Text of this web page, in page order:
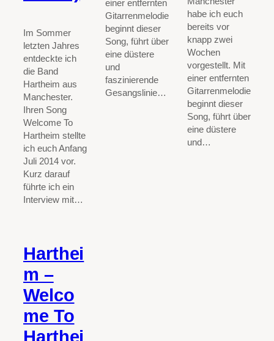
Im Sommer
letzten Jahres
entdeckte ich
die Band
Hartheim aus
Manchester.
Ihren Song
Welcome To
Hartheim stellte
ich euch Anfang
Juli 2014 vor.
Kurz darauf
führte ich ein
Interview mit…
einer entfernten
Gitarrenmelodie
beginnt dieser
Song, führt über
eine düstere
und
faszinierende
Gesangslinie…
habe ich euch
bereits vor
knapp zwei
Wochen
vorgestellt. Mit
einer entfernten
Gitarrenmelodie
beginnt dieser
Song, führt über
eine düstere
und…
Harthei
m –
Welco
me To
Harthei